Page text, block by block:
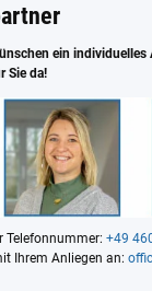
ein individuelles
Sie da!
Telefonnummer: +49
Ihrem Anliegen an: